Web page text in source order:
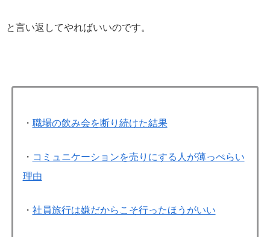
と言い返してやればいいのです。
・ 職場の飲み会を断り続けた結果
・ コミュニケーションを売りにする人が薄っぺらい
理由
・ 社員旅行は嫌だからこそ行ったほうがいい